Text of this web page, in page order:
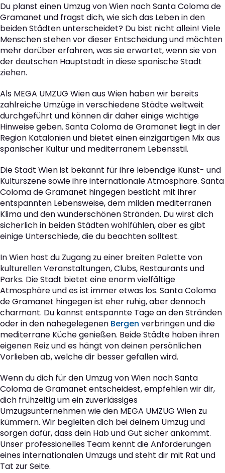
Du planst einen Umzug von Wien nach Santa Coloma de
Gramanet und fragst dich, wie sich das Leben in den
beiden Städten unterscheidet? Du bist nicht allein! Viele
Menschen stehen vor dieser Entscheidung und möchten
mehr darüber erfahren, was sie erwartet, wenn sie von
der deutschen Hauptstadt in diese spanische Stadt
ziehen.
Als MEGA UMZUG Wien aus Wien haben wir bereits
zahlreiche Umzüge in verschiedene Städte weltweit
durchgeführt und können dir daher einige wichtige
Hinweise geben. Santa Coloma de Gramanet liegt in der
Region Katalonien und bietet einen einzigartigen Mix aus
spanischer Kultur und mediterranem Lebensstil.
Die Stadt Wien ist bekannt für ihre lebendige Kunst- und
Kulturszene sowie ihre internationale Atmosphäre. Santa
Coloma de Gramanet hingegen besticht mit ihrer
entspannten Lebensweise, dem milden mediterranen
Klima und den wunderschönen Stränden. Du wirst dich
sicherlich in beiden Städten wohlfühlen, aber es gibt
einige Unterschiede, die du beachten solltest.
In Wien hast du Zugang zu einer breiten Palette von
kulturellen Veranstaltungen, Clubs, Restaurants und
Parks. Die Stadt bietet eine enorm vielfältige
Atmosphäre und es ist immer etwas los. Santa Coloma
de Gramanet hingegen ist eher ruhig, aber dennoch
charmant. Du kannst entspannte Tage an den Stränden
oder in den nahegelegenen Bergen verbringen und die
mediterrane Küche genießen. Beide Städte haben ihren
eigenen Reiz und es hängt von deinen persönlichen
Vorlieben ab, welche dir besser gefallen wird.
Wenn du dich für den Umzug von Wien nach Santa
Coloma de Gramanet entscheidest, empfehlen wir dir,
dich frühzeitig um ein zuverlässiges
Umzugsunternehmen wie den MEGA UMZUG Wien zu
kümmern. Wir begleiten dich bei deinem Umzug und
sorgen dafür, dass dein Hab und Gut sicher ankommt.
Unser professionelles Team kennt die Anforderungen
eines internationalen Umzugs und steht dir mit Rat und
Tat zur Seite.